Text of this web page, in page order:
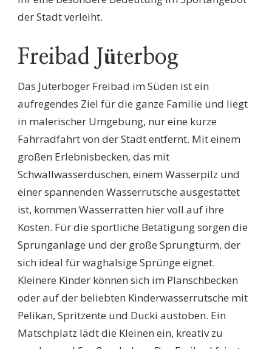
der Stadt verleiht.
Freibad Jüterbog
Das Jüterboger Freibad im Süden ist ein
aufregendes Ziel für die ganze Familie und liegt
in malerischer Umgebung, nur eine kurze
Fahrradfahrt von der Stadt entfernt. Mit einem
großen Erlebnisbecken, das mit
Schwallwasserduschen, einem Wasserpilz und
einer spannenden Wasserrutsche ausgestattet
ist, kommen Wasserratten hier voll auf ihre
Kosten. Für die sportliche Betätigung sorgen die
Sprunganlage und der große Sprungturm, der
sich ideal für waghalsige Sprünge eignet.
Kleinere Kinder können sich im Planschbecken
oder auf der beliebten Kinderwasserrutsche mit
Pelikan, Spritzente und Ducki austoben. Ein
Matschplatz lädt die Kleinen ein, kreativ zu